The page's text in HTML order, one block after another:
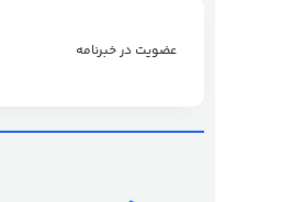
عضویت در خبرنامه